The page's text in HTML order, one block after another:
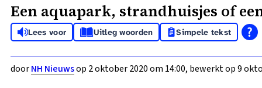
Een aquapark, strandhuisjes of
Lees voor Uitleg woorden Simpele tekst
doorNH Nieuwsop 2 oktober 2020 om 14:00, bewerkt op 9